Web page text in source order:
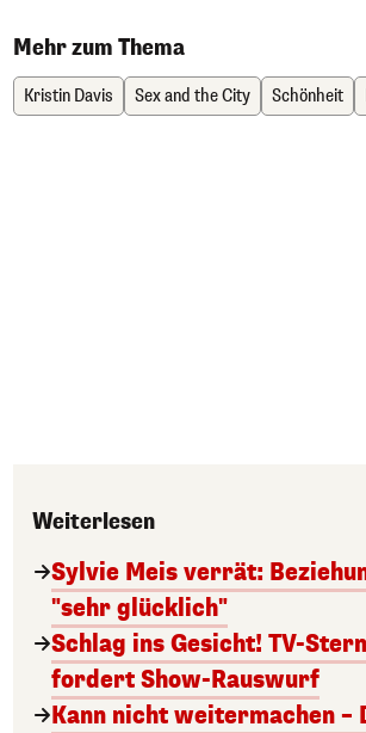
Mehr zum Thema
Kristin Davis Sex and the City Schönheit
Weiterlesen
Sylvie Meis verrät:
"sehr glücklich"
Schlag ins Gesicht! TV-
fordert Show-Rauswurf
Kann nicht weitermachen –